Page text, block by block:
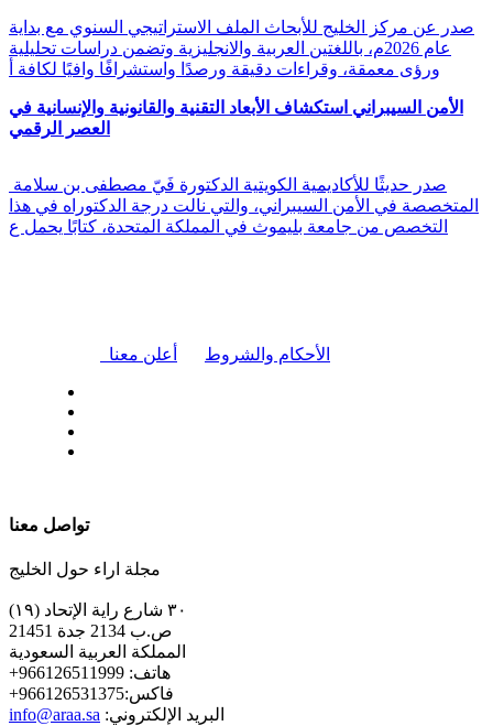
صدر عن مركز الخليج للأبحاث الملف الاستراتيجي السنوي مع بداية
عام 2026م، باللغتين العربية والانجليزية وتضمن دراسات تحليلية
ورؤى معمقة، وقراءات دقيقة ورصدًا واستشرافًا وافيًا لكافة أ
الأمن السيبراني استكشاف الأبعاد التقنية والقانونية والإنسانية في
العصر الرقمي
المتخصصة في الأمن السيبراني، والتي نالت درجة الدكتوراه في هذا
التخصص من جامعة بليموث في المملكة المتحدة، كتابًا يحمل ع
أعلن معنا الأحكام والشروط
تواصل معنا
مجلة اراء حول الخليج
٣٠ شارع راية الإتحاد (١٩)
ص.ب 2134 جدة 21451
المملكة العربية السعودية
+هاتف: 966126511999
+فاكس:966126531375
info@araa.sa :البريد الإلكتروني